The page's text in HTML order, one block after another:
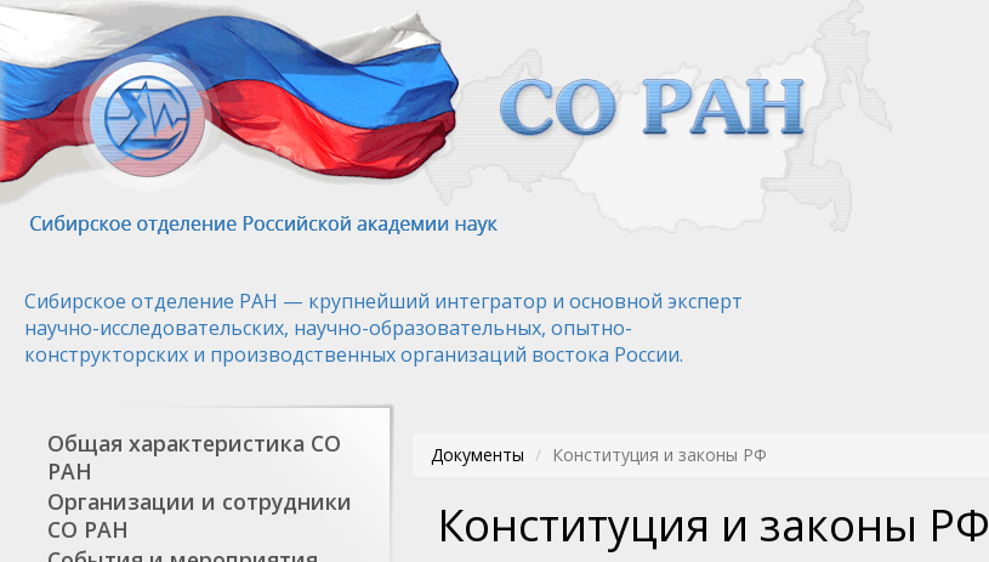
Перейти
основному
содержанию
Сибирское отделение РАН — крупнейший интегратор и основной эксперт
научно-исследовательских, научно-образовательных, опытно-
конструкторских и производственных организаций востока России.
Общая характеристика СО
РАН
Организации и сотрудники
СО РАН
Документы Конституция и законы РФ
Конституция и законы РФ